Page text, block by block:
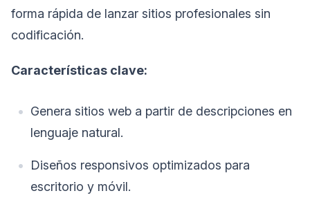
forma rápida de lanzar sitios profesionales sin
codificación.
Características clave:
Genera sitios web a partir de descripciones en
lenguaje natural.
Diseños responsivos optimizados para
escritorio y móvil.